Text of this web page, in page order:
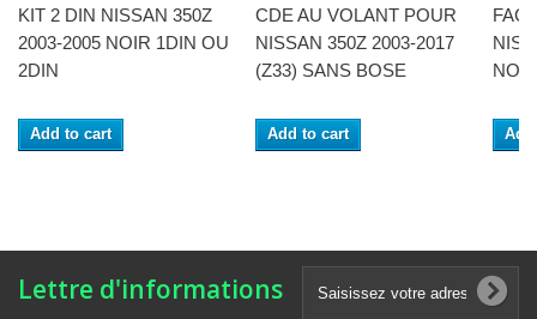
KIT 2 DIN NISSAN 350Z
2003-2005 NOIR 1DIN OU
2DIN
Add to cart
CDE AU VOLANT POUR
NISSAN 350Z 2003-2017
(Z33) SANS BOSE
Add to cart
NOIR
Lettre d'informations